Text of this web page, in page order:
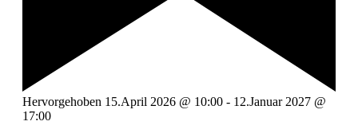
Hervorgehoben 15.April 2026 @ 10:00 - 12.Januar 2027 @
17:00